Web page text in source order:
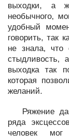
выходки, а
необычного,
удобный
говорить, так
не знала, что
стыдливость,
выходка так
которая
желаний.
Ряжение
ряда
человек